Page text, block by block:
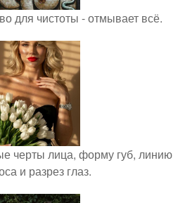
для чистоты - отмывает всё.
черты лица, форму губ, линию
и разрез глаз.